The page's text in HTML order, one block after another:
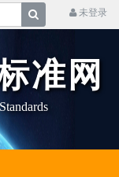
未登录
准网